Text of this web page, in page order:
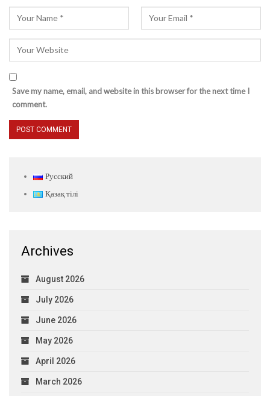
Save my name, email, and website in this browser for the next time I
comment.
Русский
Қазақ тілі
Archives
August 2026
July 2026
June 2026
May 2026
April 2026
March 2026